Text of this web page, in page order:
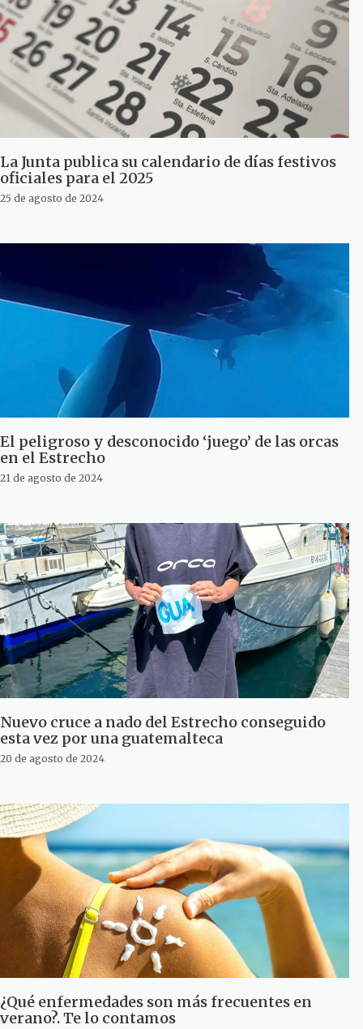
La Junta publica su calendario de días festivos
oficiales para el 2025
25 de agosto de 2024
El peligroso y desconocido ‘juego’ de las orcas
en el Estrecho
21 de agosto de 2024
Nuevo cruce a nado del Estrecho conseguido
esta vez por una guatemalteca
20 de agosto de 2024
¿Qué enfermedades son más frecuentes en
verano?. Te lo contamos